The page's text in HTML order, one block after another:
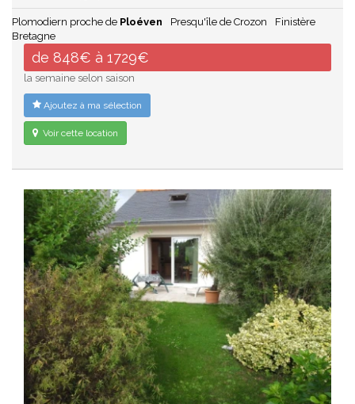
Plomodiern proche de Ploéven Presqu'île de Crozon
Finistère
Bretagne
de 848€ à 1729€
la semaine selon saison
Ajoutez à ma sélection
Voir cette location